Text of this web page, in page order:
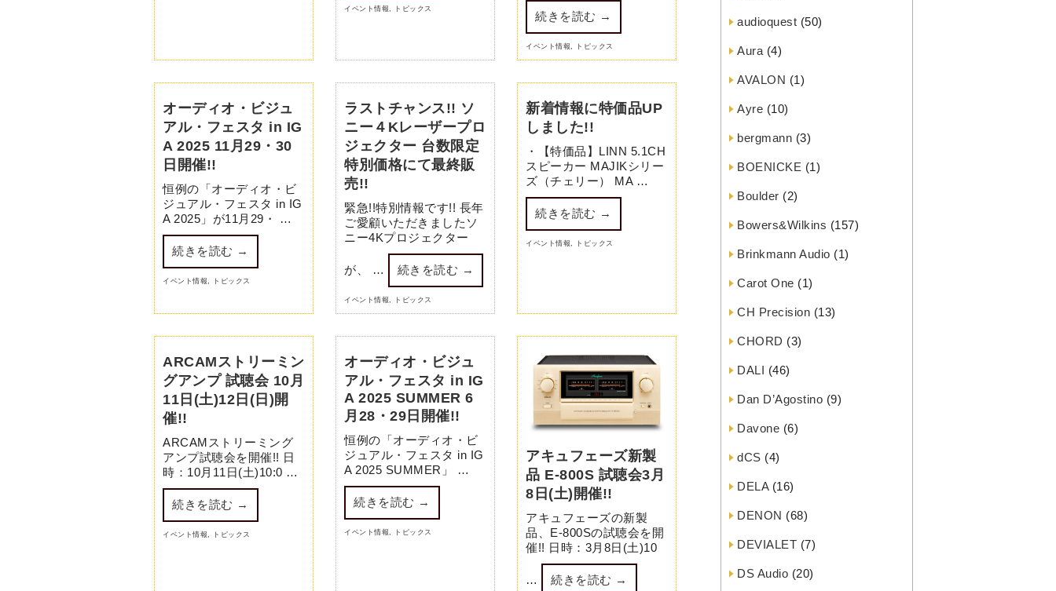
イベント情報, トピックス
続きを読む →
イベント情報, トピックス
オーディオ・ビジュ
アル・フェスタ in IG
A 2025 11月29・30
日開催!!
恒例の「オーディオ・ビ
ジュアル・フェスタ in IG
A 2025」が11月29・ …
続きを読む →
イベント情報, トピックス
ラストチャンス!! ソ
ニー４Kレーザープロ
ジェクター 台数限定
特別価格にて最終販
売!!
緊急!!特別情報です!! 長年
ご愛顧いただきましたソ
ニー4Kプロジェクター
が、 … 続きを読む →
イベント情報, トピックス
新着情報に特価品UP
しました!!
・【特価品】LINN 5.1CH
スピーカー MAJIKシリー
ズ（チェリー） MA …
続きを読む →
イベント情報, トピックス
ARCAMストリーミン
グアンプ 試聴会 10月
11日(土)12日(日)開
催!!
ARCAMストリーミング
アンプ試聴会を開催!! 日
時：10月11日(土)10:0 …
続きを読む →
イベント情報, トピックス
オーディオ・ビジュ
アル・フェスタ in IG
A 2025 SUMMER 6
月28・29日開催!!
恒例の「オーディオ・ビ
ジュアル・フェスタ in IG
A 2025 SUMMER」 …
続きを読む →
イベント情報, トピックス
アキュフェーズ新製
品 E-800S 試聴会3月
8日(土)開催!!
アキュフェーズの新製
品、E-800Sの試聴会を開
催!! 日時：3月8日(土)10
… 続きを読む →
audioquest (50)
Aura (4)
AVALON (1)
Ayre (10)
bergmann (3)
BOENICKE (1)
Boulder (2)
Bowers&Wilkins (157)
Brinkmann Audio (1)
Carot One (1)
CH Precision (13)
CHORD (3)
DALI (46)
Dan D’Agostino (9)
Davone (6)
dCS (4)
DELA(16)
DENON (68)
DEVIALET (7)
DS Audio (20)